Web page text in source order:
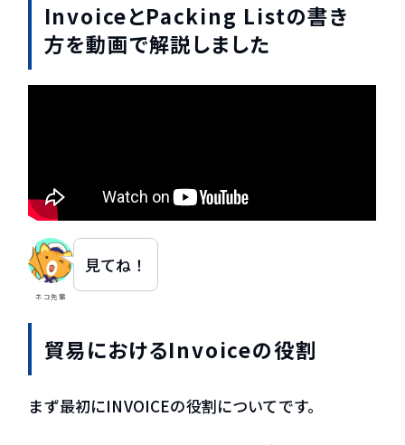
InvoiceとPacking Listの書き
方を動画で解説しました
ネコ先輩
見てね！
貿易におけるInvoiceの役割
まず最初にINVOICEの役割についてです。